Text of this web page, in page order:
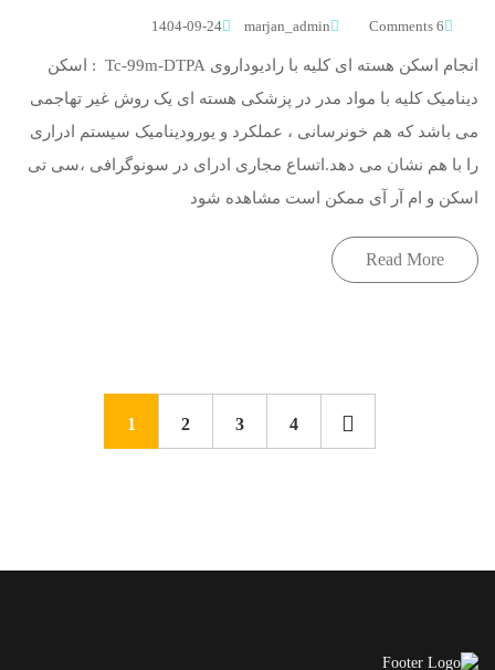
6 Comments
marjan_admin
1404-09-24
انجام اسکن هسته ای کلیه با رادیوداروی Tc-99m-DTPA : اسکن
دینامیک کلیه با مواد مدر در پزشکی هسته ای یک روش غیر تهاجمی
می باشد که هم خونرسانی ، عملکرد و یورودینامیک سیستم ادراری
را با هم نشان می دهد.اتساع مجاری ادرای در سونوگرافی ،سی تی
اسکن و ام آر آی ممکن است مشاهده شود
Read More
1 2 3 4